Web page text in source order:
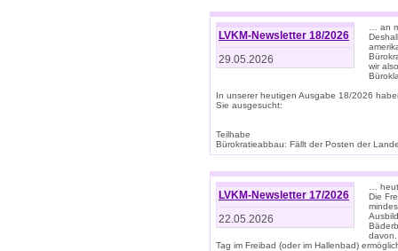
LVKM-Newsletter 18/2026
29.05.2026
… an
wir
In unserer heutigen Ausgabe 18/2026
Sie ausgesucht:
Teilhabe
Bürokratieabbau: Fällt der Posten der
LVKM-Newsletter 17/2026
22.05.2026
…
Die
davon.
Tag im Freibad (oder im Hallenbad)